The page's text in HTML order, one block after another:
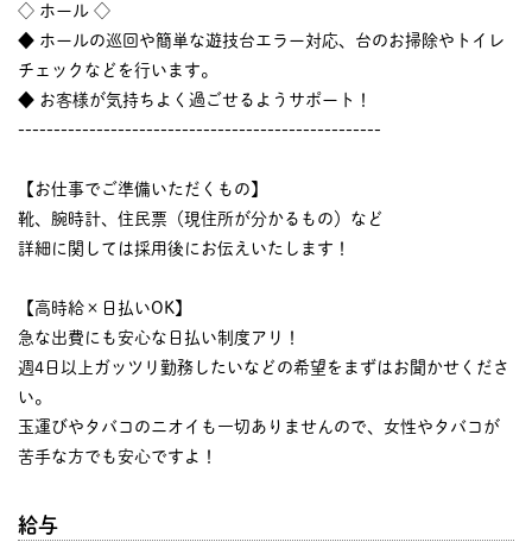
◇ ホール ◇
◆ ホールの巡回や簡単な遊技台エラー対応、台のお掃除やトイレ
チェックなどを行います。
◆ お客様が気持ちよく過ごせるようサポート！
---------------------------------------------------
【お仕事でご準備いただくもの】
靴、腕時計、住民票（現住所が分かるもの）など
詳細に関しては採用後にお伝えいたします！
【高時給×日払いOK】
急な出費にも安心な日払い制度アリ！
週4日以上ガッツリ勤務したいなどの希望をまずはお聞かせくださ
い。
玉運びやタバコのニオイも一切ありませんので、女性やタバコが
苦手な方でも安心ですよ！
給与